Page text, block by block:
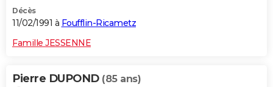
Décès
11/02/1991 à Foufflin-Ricametz
Famille JESSENNE
Pierre DUPOND (85 ans)